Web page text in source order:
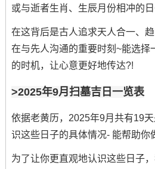
或与逝者生肖、生辰月份相冲的
在这背后是古人追求天人合一、
在与先人沟通的重要时刻~能选择
的时机，让心意更好地传达?!
>2025年9月扫墓吉日一览表
依据老黄历，2025年9月共有19
识这些日子的具体情况- 能帮助你
为了让你更直观地认识这些日子